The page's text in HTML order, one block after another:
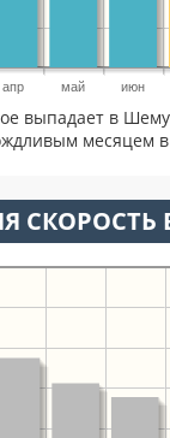
апр май июн
выпадает в
месяцем в